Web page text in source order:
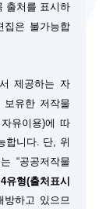
출처를 표시하
은 불가능합
제공하는 자
보유한 저작물
유이용)에 따
합니다. 단, 위
“공공저작물
형(출처표시
방하고 있으므